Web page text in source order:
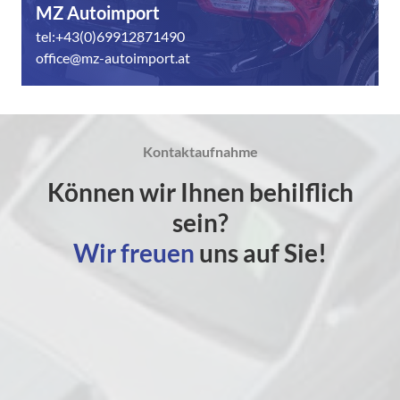
MZ Autoimport
tel:+43(0)69912871490
office@mz-autoimport.at
Kontaktaufnahme
Können wir Ihnen behilflich
sein?
Wir freuen uns auf Sie!